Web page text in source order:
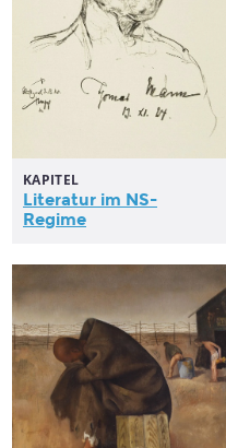
KAPITEL
Literatur im NS-
Regime